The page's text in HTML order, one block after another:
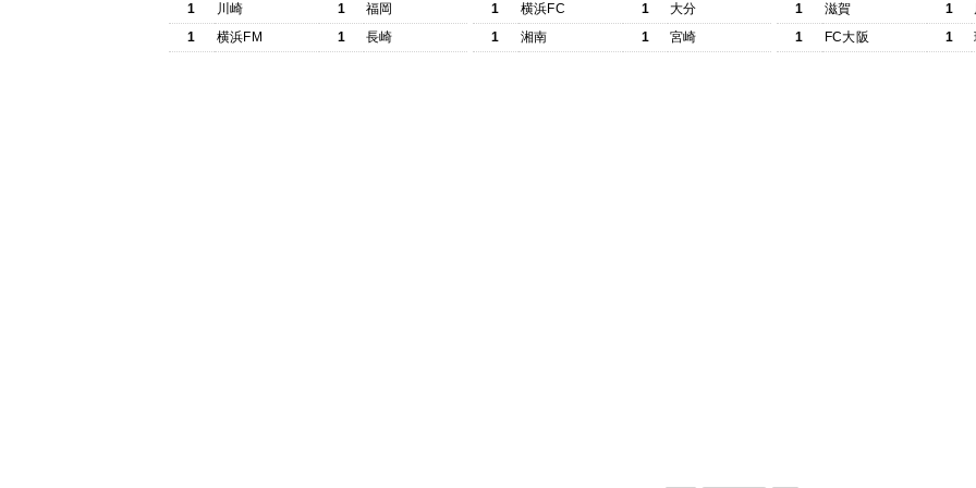
1
川崎 1
福岡
1
横浜FM 1 長崎
1
横浜FC 1
大分
1
湘南 1 宮崎
1
滋賀 1
1
FC大阪 1